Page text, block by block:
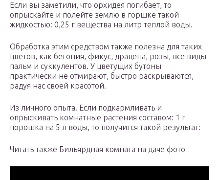
Если вы заметили, что орхидея погибает, то
опрыскайте и полейте землю в горшке такой
жидкостью: 0,25 г вещества на литр теплой воды.
Обработка этим средством также полезна для таких
цветов, как бегония, фикус, драцена, розы, все виды
пальм и суккулентов. У цветущих бутоны
практически не отмирают, быстро раскрываются,
радуя нас своей красотой.
Из личного опыта. Если подкармливать и
опрыскивать комнатные растения составом: 1 г
порошка на 5 л воды, то получится такой результат:
Читать также Бильярдная комната на даче фото